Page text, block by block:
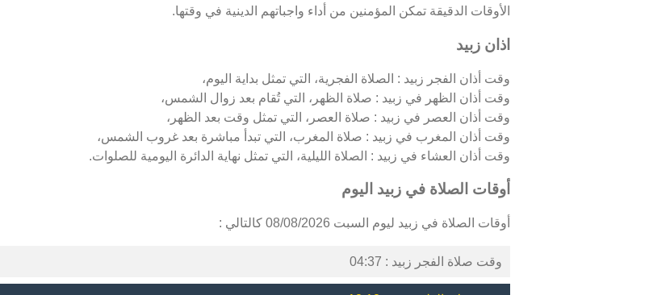
الأوقات الدقيقة تمكن المؤمنين من أداء واجباتهم الدينية في وقتها.
اذان زبيد
وقت أذان الفجر زبيد : الصلاة الفجرية، التي تمثل بداية اليوم،
وقت أذان الظهر في زبيد : صلاة الظهر، التي تُقام بعد زوال الشمس،
وقت أذان العصر في زبيد : صلاة العصر، التي تمثل وقت بعد الظهر،
وقت أذان المغرب في زبيد : صلاة المغرب، التي تبدأ مباشرة بعد غروب الشمس،
وقت أذان العشاء في زبيد : الصلاة الليلية، التي تمثل نهاية الدائرة اليومية للصلوات.
أوقات الصلاة في زبيد اليوم
أوقات الصلاة في زبيد ليوم السبت 08/08/2026 كالتالي :
وقت صلاة الفجر زبيد : 04:37